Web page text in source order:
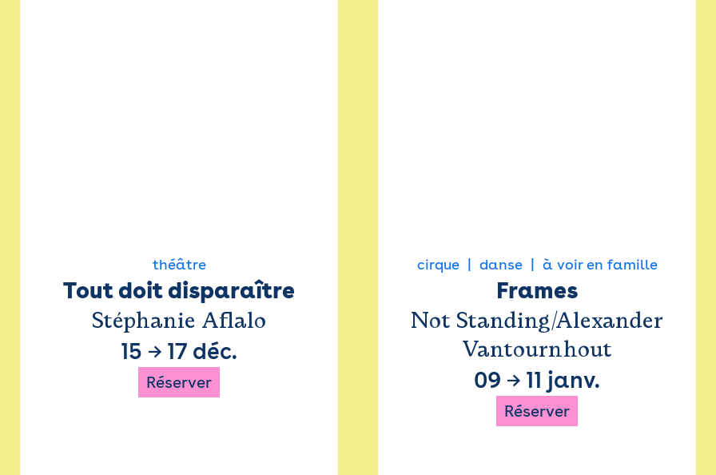
théâtre
Tout doit disparaître
Stéphanie Aflalo
15 → 17 déc.
Réserver
cirque danse à voir en famille
Frames
Not Standing/Alexander
Vantournhout
09 → 11 janv.
Réserver